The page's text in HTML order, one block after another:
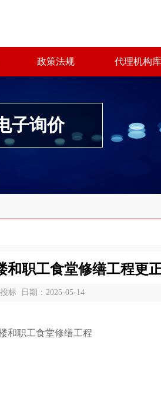
政策法规 代理机构库
子询价
和职工食堂修缮工程更
标 日期：2025-05-14
和职工食堂修缮工程